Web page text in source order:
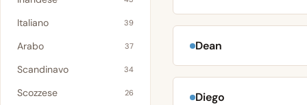
Italiano 39
Arabo 37
Scandinavo 34
Scozzese 26
Dean
Diego